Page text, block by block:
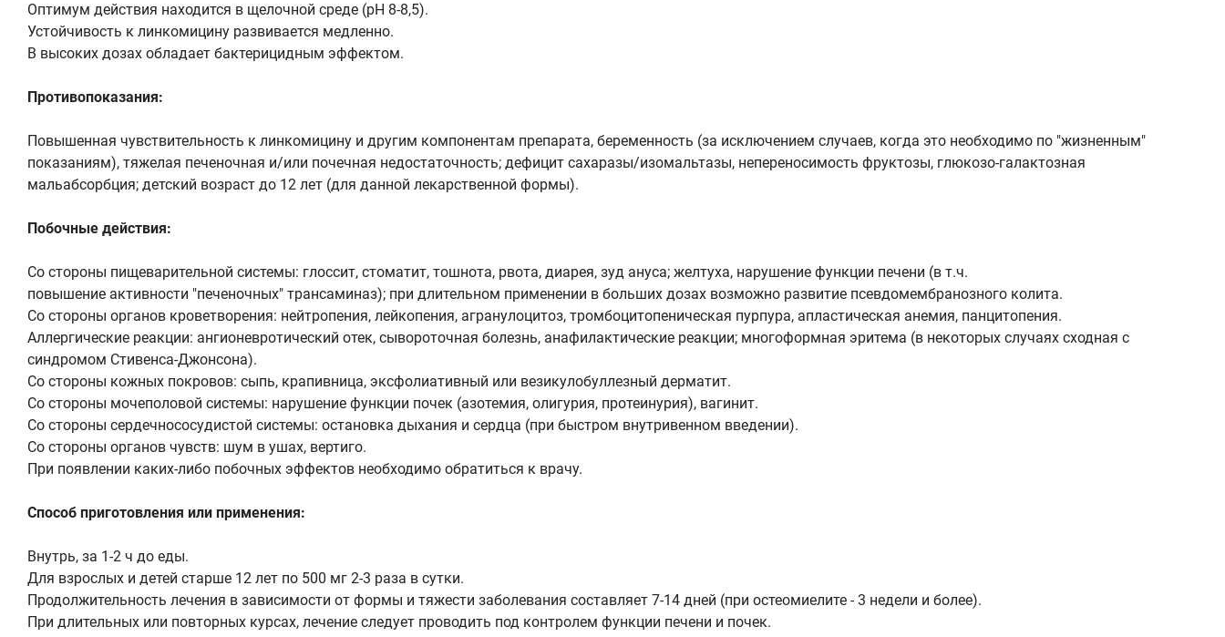
Оптимум действия находится в щелочной среде (pH 8-8,5).
Устойчивость к линкомицину развивается медленно.
В высоких дозах обладает бактерицидным эффектом.
Противопоказания:
Повышенная чувствительность к линкомицину и другим компонентам препарата, беременность (за исключением случаев, когда это необходимо по "жизненным"
показаниям), тяжелая печеночная и/или почечная недостаточность; дефицит сахаразы/изомальтазы, непереносимость фруктозы, глюкозо-галактозная
мальабсорбция; детский возраст до 12 лет (для данной лекарственной формы).
Побочные действия:
Со стороны пищеварительной системы: глоссит, стоматит, тошнота, рвота, диарея, зуд ануса; желтуха, нарушение функции печени (в т.ч.
повышение активности "печеночных" трансаминаз); при длительном применении в больших дозах возможно развитие псевдомембранозного колита.
Со стороны органов кроветворения: нейтропения, лейкопения, агранулоцитоз, тромбоцитопеническая пурпура, апластическая анемия, панцитопения.
Аллергические реакции: ангионевротический отек, сывороточная болезнь, анафилактические реакции; многоформная эритема (в некоторых случаях сходная с
синдромом Стивенса-Джонсона).
Со стороны кожных покровов: сыпь, крапивница, эксфолиативный или везикулобуллезный дерматит.
Со стороны мочеполовой системы: нарушение функции почек (азотемия, олигурия, протеинурия), вагинит.
Со стороны сердечнососудистой системы: остановка дыхания и сердца (при быстром внутривенном введении).
Со стороны органов чувств: шум в ушах, вертиго.
При появлении каких-либо побочных эффектов необходимо обратиться к врачу.
Способ приготовления или применения:
Внутрь, за 1-2 ч до еды.
Для взрослых и детей старше 12 лет по 500 мг 2-3 раза в сутки.
Продолжительность лечения в зависимости от формы и тяжести заболевания составляет 7-14 дней (при остеомиелите - 3 недели и более).
При длительных или повторных курсах, лечение следует проводить под контролем функции печени и почек.